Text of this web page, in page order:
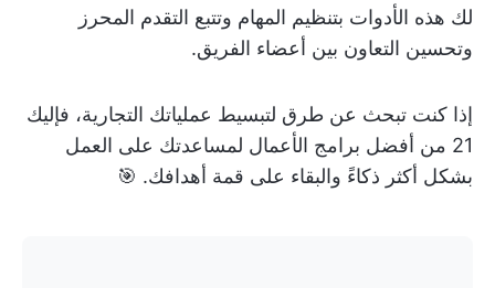
لك هذه الأدوات بتنظيم المهام وتتبع التقدم المحرز
وتحسين التعاون بين أعضاء الفريق.
إذا كنت تبحث عن طرق لتبسيط عملياتك التجارية، فإليك
21 من أفضل برامج الأعمال لمساعدتك على العمل
بشكل أكثر ذكاءً والبقاء على قمة أهدافك. 🎯